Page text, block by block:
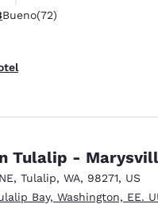
mascotas
estrellas. Bueno. 72
Bueno(72)
Tulalip -
, Tulalip, WA, 98271, US
Bay, Washington, EE.